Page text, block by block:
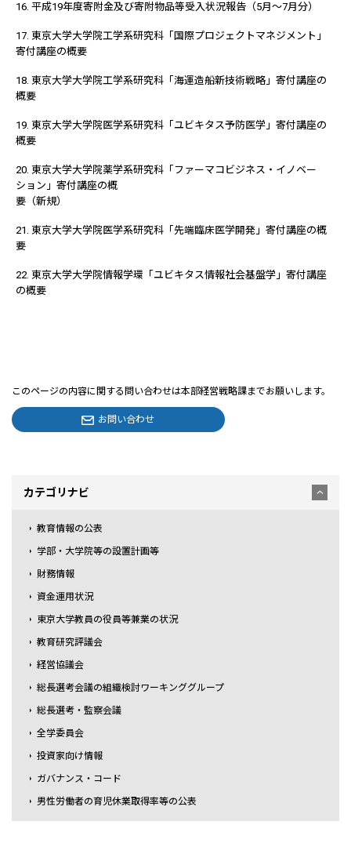
16. 平成19年度寄附金及び寄附物品等受入状況報告（5月～7月分）
17. 東京大学大学院工学系研究科「国際プロジェクトマネジメント」
寄付講座の概要
18. 東京大学大学院工学系研究科「海運造船新技術戦略」寄付講座の
概要
19. 東京大学大学院医学系研究科「ユビキタス予防医学」寄付講座の
概要
20. 東京大学大学院薬学系研究科「ファーマコビジネス・イノベー
ション」寄付講座の概
要（新規）
21. 東京大学大学院医学系研究科「先端臨床医学開発」寄付講座の概
要
22. 東京大学大学院情報学環「ユビキタス情報社会基盤学」寄付講座
の概要
このページの内容に関する問い合わせは本部経営戦略課までお願いします。
お問い合わせ
カテゴリナビ
教育情報の公表
学部・大学院等の設置計画等
財務情報
資金運用状況
東京大学教員の役員等兼業の状況
教育研究評議会
経営協議会
総長選考会議の組織検討ワーキンググループ
総長選考・監察会議
全学委員会
投資家向け情報
ガバナンス・コード
男性労働者の育児休業取得率等の公表